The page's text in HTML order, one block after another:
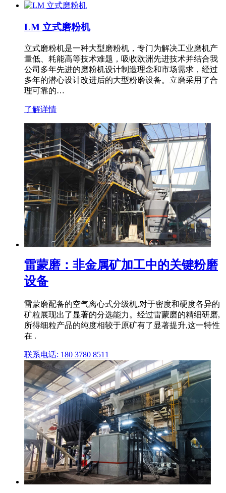
LM 立式磨粉机
立式磨粉机是一种大型磨粉机，专门为解决工业磨机产
量低、耗能高等技术难题，吸收欧洲先进技术并结合我
公司多年先进的磨粉机设计制造理念和市场需求，经过
多年的潜心设计改进后的大型粉磨设备。立磨采用了合
理可靠的…
了解详情
雷蒙磨：非金属矿加工中的关键粉磨
设备
雷蒙磨配备的空气离心式分级机,对于密度和硬度各异的
矿粒展现出了显著的分选能力。经过雷蒙磨的精细研磨,
所得细粒产品的纯度相较于原矿有了显著提升,这一特性
在 .
联系电话: 180 3780 8511